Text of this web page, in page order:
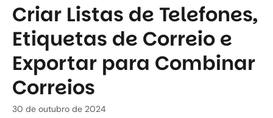
Criar Listas de Telefones,
Etiquetas de Correio e
Exportar para Combinar
Correios
30 de outubro de 2024